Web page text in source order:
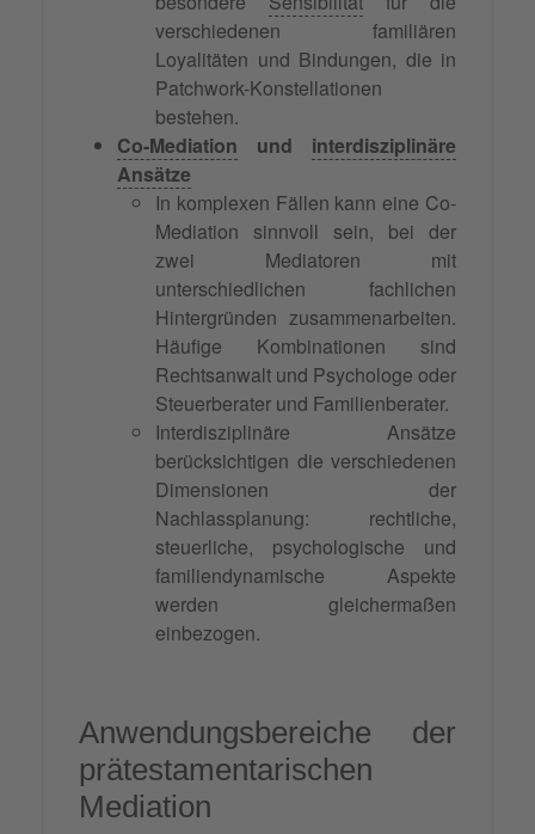
verschiedenen familiären
Loyalitäten und Bindungen, die in
Patchwork-Konstellationen
bestehen.
Co-Mediation und interdisziplinäre
Ansätze
In komplexen Fällen kann eine Co-
Mediation sinnvoll sein, bei der
zwei Mediatoren mit
unterschiedlichen fachlichen
Hintergründen zusammenarbeiten.
Häufige Kombinationen sind
Rechtsanwalt und Psychologe oder
Steuerberater und Familienberater.
Interdisziplinäre Ansätze
berücksichtigen die verschiedenen
Dimensionen der
Nachlassplanung: rechtliche,
steuerliche, psychologische und
familiendynamische Aspekte
werden gleichermaßen
einbezogen.
Anwendungsbereiche der
prätestamentarischen
Mediation